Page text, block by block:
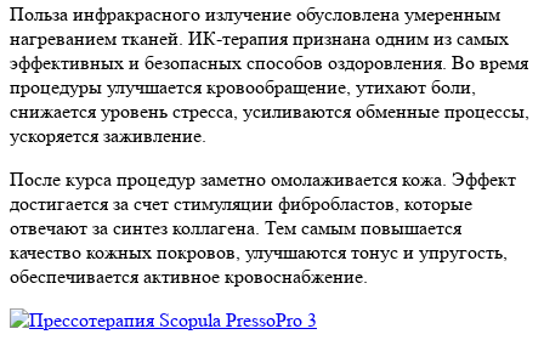
Польза инфракрасного излучение обусловлена умеренным
нагреванием тканей. ИК-терапия признана одним из самых
эффективных и безопасных способов оздоровления. Во время
процедуры улучшается кровообращение, утихают боли,
снижается уровень стресса, усиливаются обменные процессы,
ускоряется заживление.
После курса процедур заметно омолаживается кожа. Эффект
достигается за счет стимуляции фибробластов, которые
отвечают за синтез коллагена. Тем самым повышается
качество кожных покровов, улучшаются тонус и упругость,
обеспечивается активное кровоснабжение.